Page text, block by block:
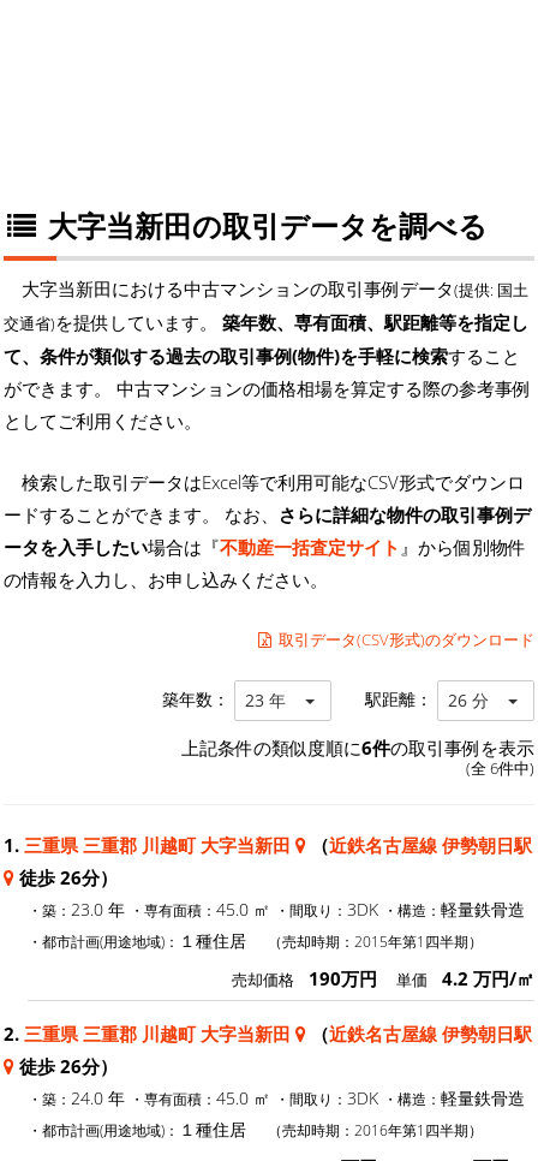
大字当新田の取引データを調べる
大字当新田における中古マンションの取引事例データ(提供: 国土
交通省)を提供しています。 築年数、専有面積、駅距離等を指定し
て、条件が類似する過去の取引事例(物件)を手軽に検索すること
ができます。 中古マンションの価格相場を算定する際の参考事例
としてご利用ください。
検索した取引データはExcel等で利用可能なCSV形式でダウンロ
ードすることができます。 なお、 さらに詳細な物件の取引事例デ
ータを入手したい場合は『不動産一括査定サイト 』から個別物件
の情報を入力し、お申し込みください。
取引データ(CSV形式)のダウンロード
築年数： 23 年 駅距離： 26 分
上記条件の類似度順に6件の取引事例を表示
(全 6件中)
1. 三重県 三重郡 川越町 大字当新田 （近鉄名古屋線 伊勢朝日駅
徒歩 26分）
・築： 23.0 年 ・専有面積： 45.0 ㎡ ・間取り： 3DK ・構造： 軽量鉄骨造
・都市計画(用途地域)： １種住居 （売却時期：2015年第1四半期）
売却価格 190万円 単価 4.2 万円/㎡
2. 三重県 三重郡 川越町 大字当新田 （近鉄名古屋線 伊勢朝日駅
徒歩 26分）
・築： 24.0 年 ・専有面積： 45.0 ㎡ ・間取り： 3DK ・構造： 軽量鉄骨造
・都市計画(用途地域)： １種住居 （売却時期：2016年第1四半期）